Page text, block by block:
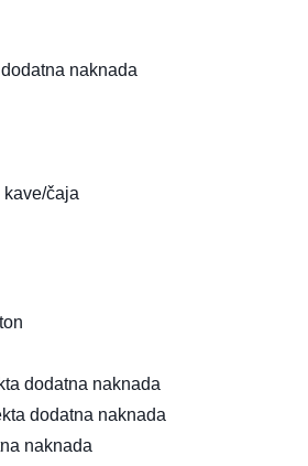
dodatna naknada
kave/čaja
dodatna naknada
dodatna naknada
naknada